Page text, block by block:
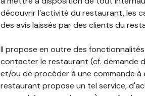
découvrir l’activité du restaurant, les
des avis laissés par des clients du
Il propose en outre des
contacter le restaurant (cf. demande
et/ou de procéder à une commande
restaurant propose un tel service,